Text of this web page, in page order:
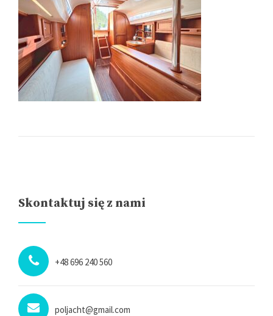
Skontaktuj się z nami
+48 696 240 560
poljacht@gmail.com